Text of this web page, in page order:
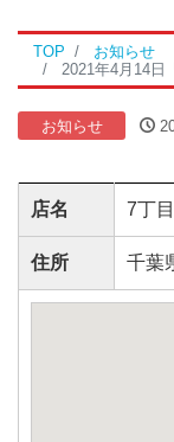
TOP
お知らせ
2021年4月14日「
お知らせ
店名 7丁
住所 千葉